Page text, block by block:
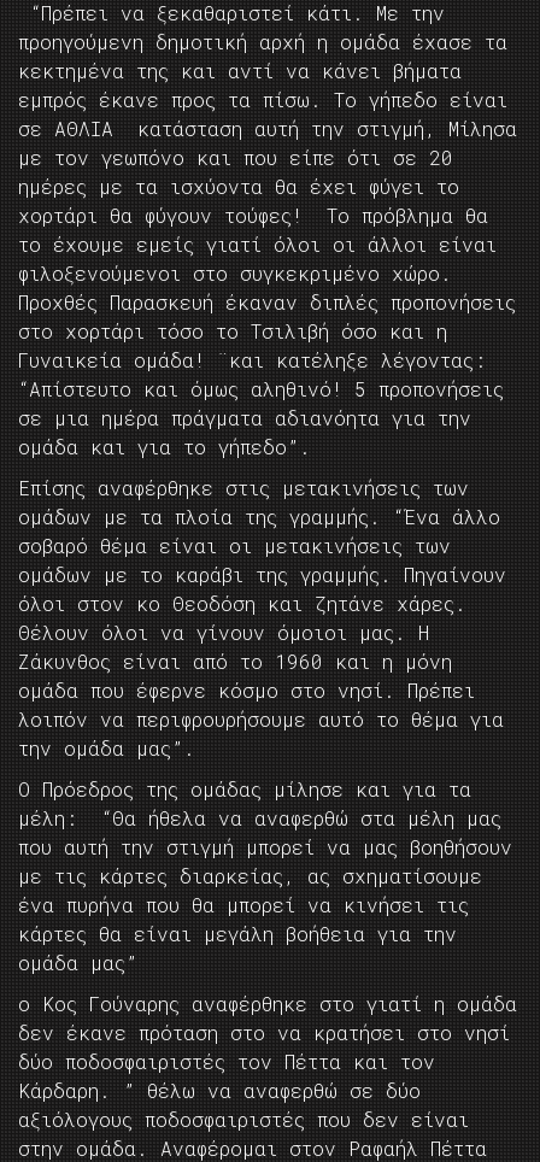
“Πρέπει να ξεκαθαριστεί κάτι. Με την
προηγούμενη δημοτική αρχή η ομάδα έχασε τα
κεκτημένα της και αντί να κάνει βήματα
εμπρός έκανε προς τα πίσω. Το γήπεδο είναι
σε ΑΘΛΙΑ κατάσταση αυτή την στιγμή, Μίλησα
με τον γεωπόνο και που είπε ότι σε 20
ημέρες με τα ισχύοντα θα έχει φύγει το
χορτάρι θα φύγουν τούφες! Το πρόβλημα θα
το έχουμε εμείς γιατί όλοι οι άλλοι είναι
φιλοξενούμενοι στο συγκεκριμένο χώρο.
Προχθές Παρασκευή έκαναν διπλές προπονήσεις
στο χορτάρι τόσο το Τσιλιβή όσο και η
Γυναικεία ομάδα! ¨και κατέληξε λέγοντας:
“Απίστευτο και όμως αληθινό! 5 προπονήσεις
σε μια ημέρα πράγματα αδιανόητα για την
ομάδα και για το γήπεδο”.
Επίσης αναφέρθηκε στις μετακινήσεις των
ομάδων με τα πλοία της γραμμής. “Ένα άλλο
σοβαρό θέμα είναι οι μετακινήσεις των
ομάδων με το καράβι της γραμμής. Πηγαίνουν
όλοι στον κο Θεοδόση και ζητάνε χάρες.
Θέλουν όλοι να γίνουν όμοιοι μας. Η
Ζάκυνθος είναι από το 1960 και η μόνη
ομάδα που έφερνε κόσμο στο νησί. Πρέπει
λοιπόν να περιφρουρήσουμε αυτό το θέμα για
την ομάδα μας”.
Ο Πρόεδρος της ομάδας μίλησε και για τα
μέλη: “Θα ήθελα να αναφερθώ στα μέλη μας
που αυτή την στιγμή μπορεί να μας βοηθήσουν
με τις κάρτες διαρκείας, ας σχηματίσουμε
ένα πυρήνα που θα μπορεί να κινήσει τις
κάρτες θα είναι μεγάλη βοήθεια για την
ομάδα μας”
ο Κος Γούναρης αναφέρθηκε στο γιατί η ομάδα
δεν έκανε πρόταση στο να κρατήσει στο νησί
δύο ποδοσφαιριστές τον Πέττα και τον
Κάρδαρη. ” θέλω να αναφερθώ σε δύο
αξιόλογους ποδοσφαιριστές που δεν είναι
στην ομάδα. Αναφέρομαι στον Ραφαήλ Πέττα